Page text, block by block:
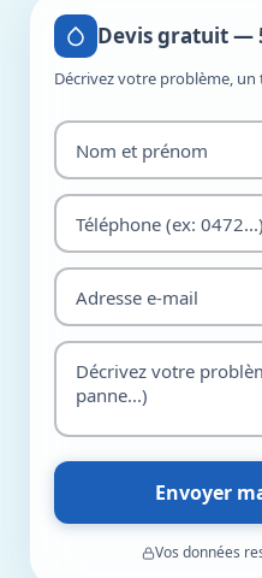
Devis gratuit —
Décrivez votre problème,
Envoyer
Vos données